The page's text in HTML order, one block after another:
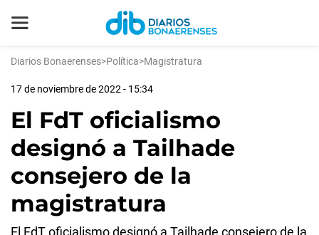
Diarios Bonaerenses>Política>Magistratura
17 de noviembre de 2022 - 15:34
El FdT oficialismo
designó a Tailhade
consejero de la
magistratura
El FdT oficialismo designó a Tailhade consejero de la